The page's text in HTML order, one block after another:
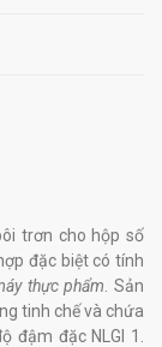
trơn cho hộp số
đặc biệt có tính
thực phẩm . Sản
tinh chế và chứa
đặc NLGI 1.